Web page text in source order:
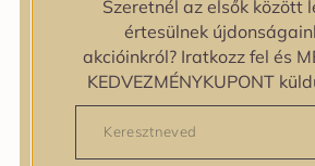
zipiderm
Bőrállapot
Bőrállapot
Bőrtípus
Bőrtípus
Kombinált
Szeretnél az elsők között
értesülnek
akcióinkról? Iratkozz fel és
KEDVEZMÉNYKUPONT